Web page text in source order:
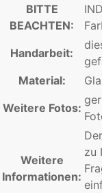
BITTE
BEACHTEN:
Handarbeit:
Material:
Weitere Fotos:
Weitere
Informationen:
zu